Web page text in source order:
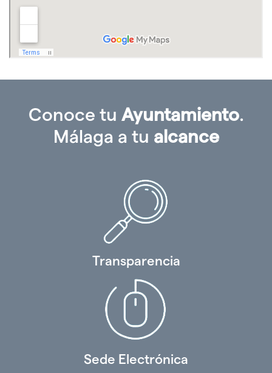
Conoce tu Ayuntamiento.
Málaga a tu alcance
Transparencia
Sede Electrónica